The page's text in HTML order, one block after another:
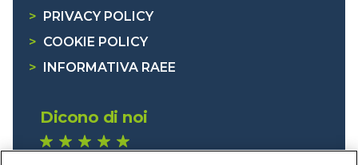
>
PRIVACY POLICY
> COOKIE POLICY
>
INFORMATIVA RAEE
Dicono di noi